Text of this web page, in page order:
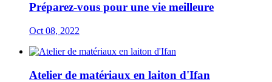
Préparez-vous pour une vie meilleure
Oct 08, 2022
Atelier de matériaux en laiton d'Ifan